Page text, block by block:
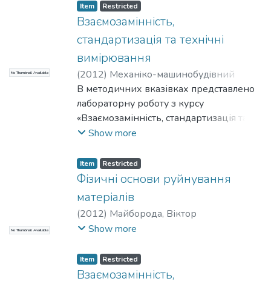
No Thumbnail Available
Item Restricted
Взаємозамінність,
стандартизація та технічні
вимірювання
(2012) Механiко-машинобудiвний
інститут;Бесарабець, Юрій Йосипович
Мініцька, Наталія Валентинівна
«КПІ»
В методичних вказівках представлено
лабораторну роботу з курсу
«Взаємозамінність, стандартизація та
технічні вимірювання», яка входить до
6.050503 - Машинобудування.
Приведені рекомендації по
оформленню та обговоренню
експериментальних даних отриманих в
роботі.
Show more
No Thumbnail Available
Item Restricted
Фізичні основи руйнування
матеріалів
(2012) Майборода, Віктор
Станіславович
машинобудiвний інститут
Show more
Item Restricted
Взаємозамінність,